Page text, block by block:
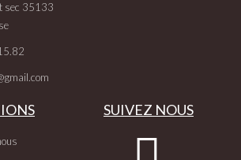
sec 35133
SUIVEZ NOUS